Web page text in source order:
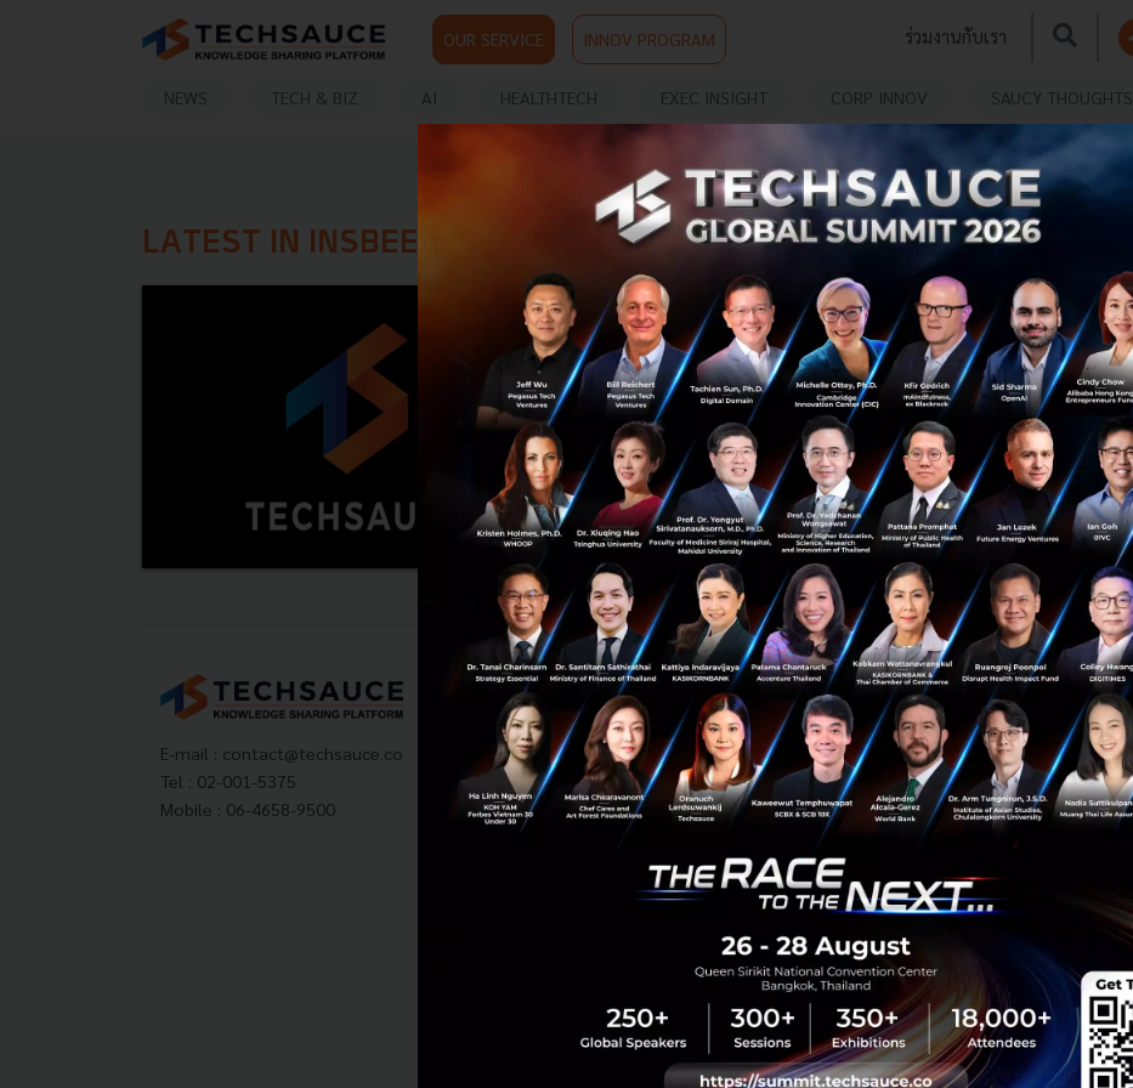
OUR SERVICE INNOV PROGRAM ร่วมงานกับเรา
NEWS TECH & BIZ AI HEALTHTECH EXEC INSIGHT CORP INNOV SAUCY THOUGHTS
LATEST IN INSBEE
ก.ล.ต. หนุน FinTech ต่อยอดตลาดทุนไทย คัด 10 ทีม
เด่น ชิงชนะเลิศ FinTech Challenge ครั้งที่ 2
สำนักงานคณะกรรมการกำกับหลักทรัพย์และตลาดหลักทรัพย์
(ก.ล.ต.) ร่วมกับหน่วยงานพันธมิตรปลุกกระแสตื่นตัวเรื่อง
FinTech เฟ้นหานวัตกรรมที่ตอบโจทย์หรือขจัดอุปสรรคที่เกิด
ขึ้นจริงในตลาดเงิน ...
กันยายน 7, 2017| ByTechsauce Team
0
PR News UTU noon Insbee FinTech
E-mail : contact@techsauce.co
Tel : 02-001-5375
Mobile : 06-4658-9500
Techsauce Media
About Techsauce
Techsauce Services
Privacy Policy
ส่งบทความ
Techsauce Global Summit
Trending Tags
Corporate Innovation
Digital Transformation
E-Commerce
Startup
Technology